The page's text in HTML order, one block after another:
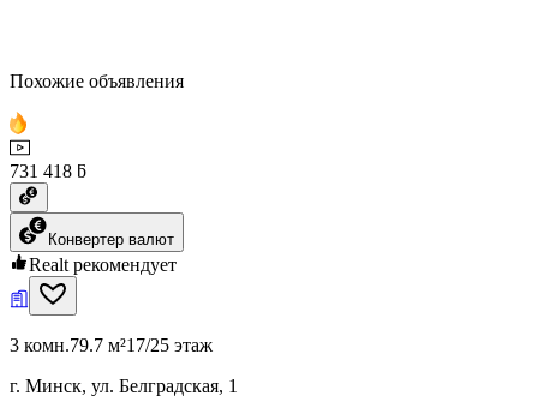
Похожие объявления
731 418 ƃ
Конвертер валют
Realt рекомендует
3 комн.79.7 м²17/25 этаж
г. Минск, ул. Белградская, 1